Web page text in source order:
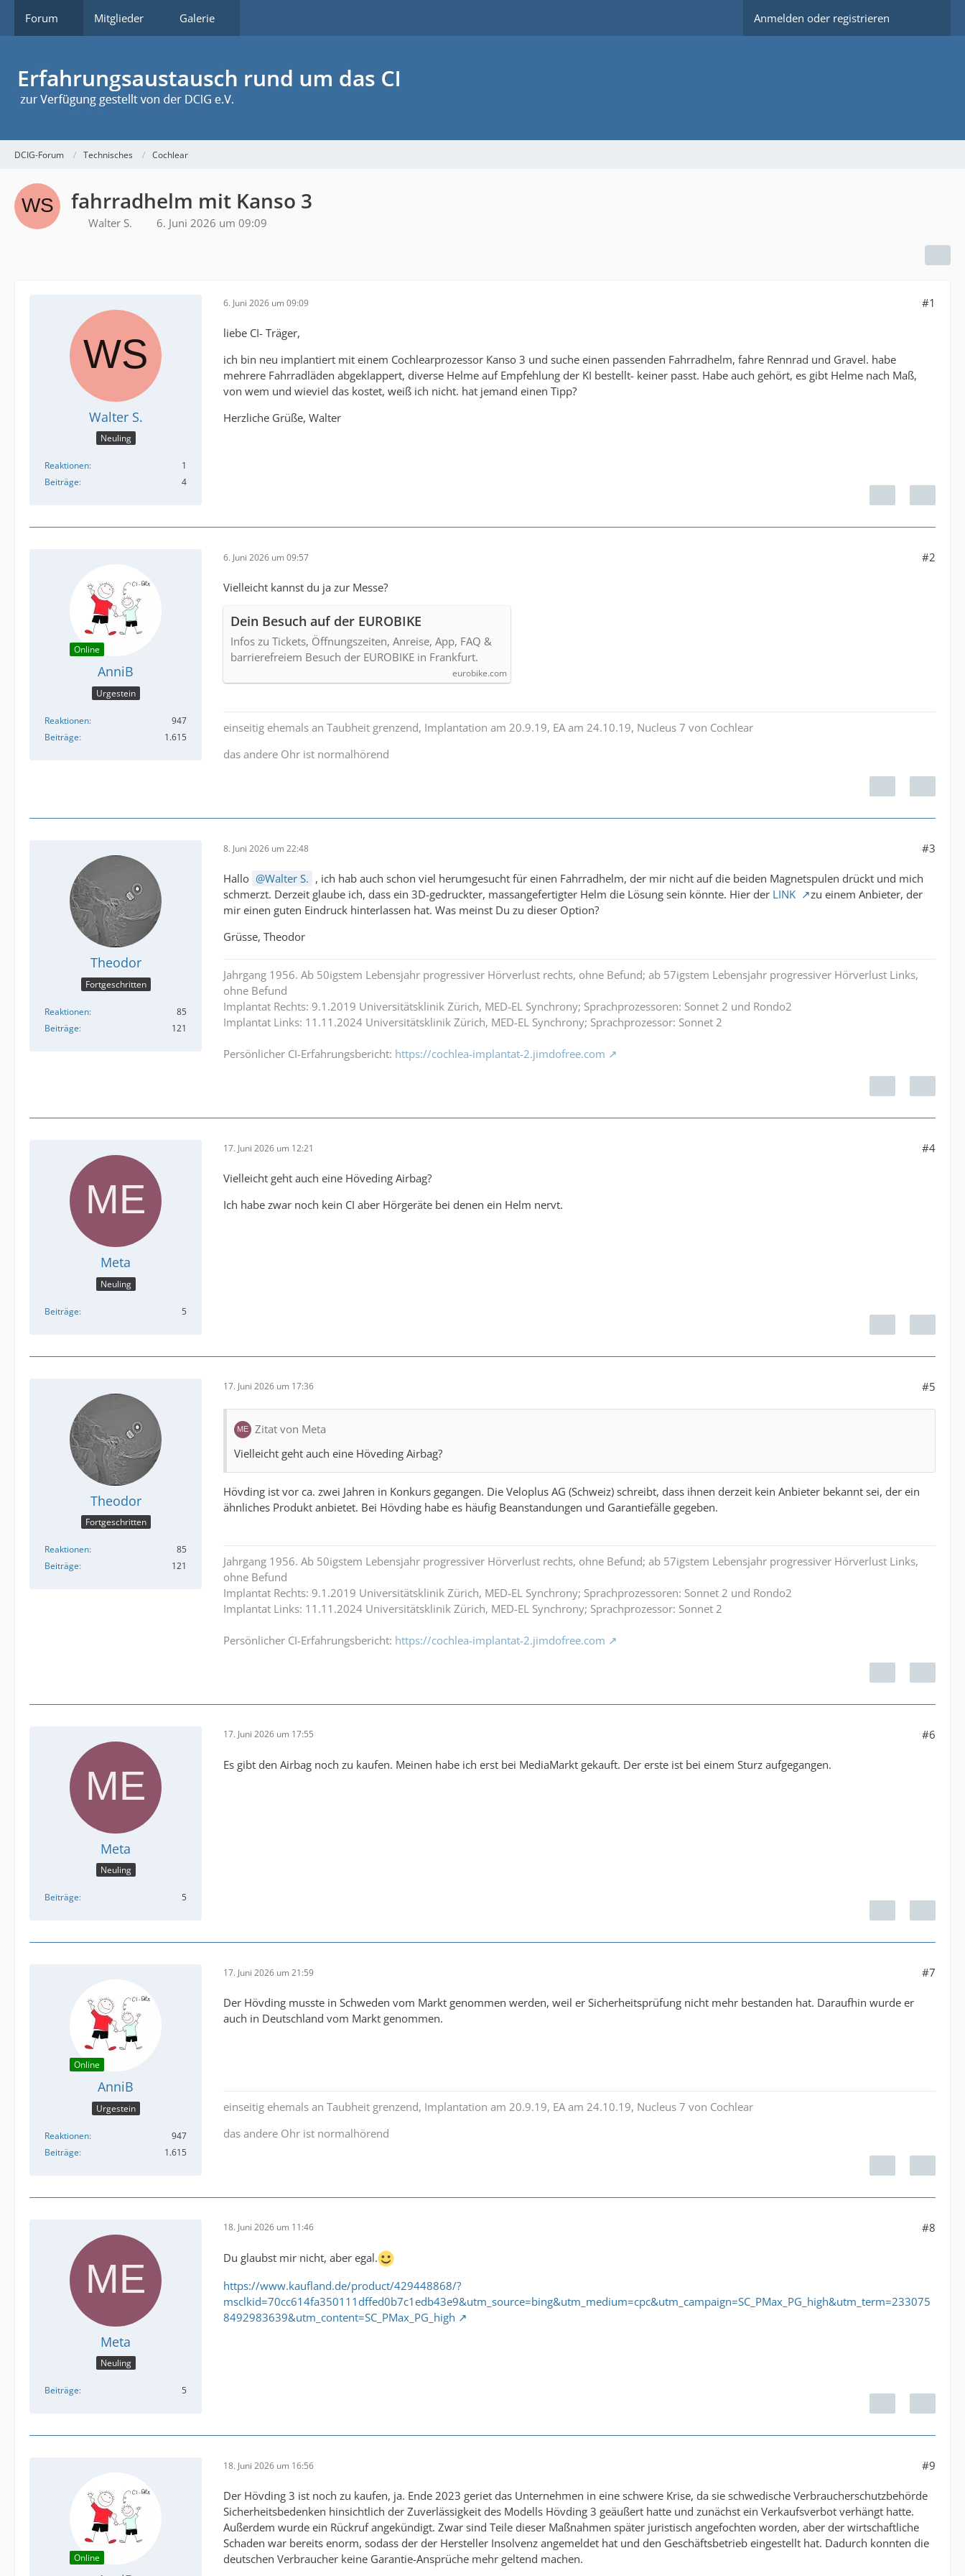
Forum Mitglieder Galerie Anmelden oder registrieren
DCIG-Forum Technisches Cochlear
fahrradhelm mit Kanso 3
Walter S. 6. Juni 2026 um 09:09
Walter S.
Neuling
Reaktionen
1
Beiträge
4
6. Juni 2026 um 09:09 #1
liebe CI- Träger,
ich bin neu implantiert mit einem Cochlearprozessor Kanso 3 und suche einen passenden Fahrradhelm, fahre Rennrad und Gravel. habe
mehrere Fahrradläden abgeklappert, diverse Helme auf Empfehlung der KI bestellt- keiner passt. Habe auch gehört, es gibt Helme nach Maß,
von wem und wieviel das kostet, weiß ich nicht. hat jemand einen Tipp?
Herzliche Grüße, Walter
Online
AnniB
Urgestein
Reaktionen
947
Beiträge
1.615
6. Juni 2026 um 09:57 #2
Vielleicht kannst du ja zur Messe?
Dein Besuch auf der EUROBIKE
Infos zu Tickets, Öffnungszeiten, Anreise, App, FAQ &
barrierefreiem Besuch der EUROBIKE in Frankfurt.
eurobike.com
einseitig ehemals an Taubheit grenzend, Implantation am 20.9.19, EA am 24.10.19, Nucleus 7 von Cochlear
das andere Ohr ist normalhörend
Theodor
Fortgeschritten
Reaktionen
85
Beiträge
121
8. Juni 2026 um 22:48 #3
Hallo Walter S. , ich hab auch schon viel herumgesucht für einen Fahrradhelm, der mir nicht auf die beiden Magnetspulen drückt und mich
schmerzt. Derzeit glaube ich, dass ein 3D-gedruckter, massangefertigter Helm die Lösung sein könnte. Hier der LINK
zu einem Anbieter, der
mir einen guten Eindruck hinterlassen hat. Was meinst Du zu dieser Option?
Grüsse, Theodor
Jahrgang 1956. Ab 50igstem Lebensjahr progressiver Hörverlust rechts, ohne Befund; ab 57igstem Lebensjahr progressiver Hörverlust Links,
ohne Befund
Implantat Rechts: 9.1.2019 Universitätsklinik Zürich, MED-EL Synchrony; Sprachprozessoren: Sonnet 2 und Rondo2
Implantat Links: 11.11.2024 Universitätsklinik Zürich, MED-EL Synchrony; Sprachprozessor: Sonnet 2
Persönlicher CI-Erfahrungsbericht: https://cochlea-implantat-2.jimdofree.com
Meta
Neuling
Beiträge 5
17. Juni 2026 um 12:21 #4
Vielleicht geht auch eine Höveding Airbag?
Ich habe zwar noch kein CI aber Hörgeräte bei denen ein Helm nervt.
Theodor
Fortgeschritten
Reaktionen
85
Beiträge
121
17. Juni 2026 um 17:36 #5
Zitat von Meta
Vielleicht geht auch eine Höveding Airbag?
Hövding ist vor ca. zwei Jahren in Konkurs gegangen. Die Veloplus AG (Schweiz) schreibt, dass ihnen derzeit kein Anbieter bekannt sei, der ein
ähnliches Produkt anbietet. Bei Hövding habe es häufig Beanstandungen und Garantiefälle gegeben.
Jahrgang 1956. Ab 50igstem Lebensjahr progressiver Hörverlust rechts, ohne Befund; ab 57igstem Lebensjahr progressiver Hörverlust Links,
ohne Befund
Implantat Rechts: 9.1.2019 Universitätsklinik Zürich, MED-EL Synchrony; Sprachprozessoren: Sonnet 2 und Rondo2
Implantat Links: 11.11.2024 Universitätsklinik Zürich, MED-EL Synchrony; Sprachprozessor: Sonnet 2
Persönlicher CI-Erfahrungsbericht: https://cochlea-implantat-2.jimdofree.com
Meta
Neuling
Beiträge 5
17. Juni 2026 um 17:55 #6
Es gibt den Airbag noch zu kaufen. Meinen habe ich erst bei MediaMarkt gekauft. Der erste ist bei einem Sturz aufgegangen.
Online
AnniB
Urgestein
Reaktionen
947
Beiträge
1.615
17. Juni 2026 um 21:59 #7
Der Hövding musste in Schweden vom Markt genommen werden, weil er Sicherheitsprüfung nicht mehr bestanden hat. Daraufhin wurde er
auch in Deutschland vom Markt genommen.
einseitig ehemals an Taubheit grenzend, Implantation am 20.9.19, EA am 24.10.19, Nucleus 7 von Cochlear
das andere Ohr ist normalhörend
Meta
Neuling
Beiträge 5
18. Juni 2026 um 11:46 #8
Du glaubst mir nicht, aber egal.
https://www.kaufland.de/product/429448868/?
msclkid=70cc614fa350111dffed0b7c1edb43e9&utm_source=bing&utm_medium=cpc&utm_campaign=SC_PMax_PG_high&utm_term=233075
8492983639&utm_content=SC_PMax_PG_high
Online
18. Juni 2026 um 16:56 #9
Der Hövding 3 ist noch zu kaufen, ja. Ende 2023 geriet das Unternehmen in eine schwere Krise, da sie schwedische Verbraucherschutzbehörde
Sicherheitsbedenken hinsichtlich der Zuverlässigkeit des Modells Hövding 3 geäußert hatte und zunächst ein Verkaufsverbot verhängt hatte.
Außerdem wurde ein Rückruf angekündigt. Zwar sind Teile dieser Maßnahmen später juristisch angefochten worden, aber der wirtschaftliche
Schaden war bereits enorm, sodass der der Hersteller Insolvenz angemeldet hat und den Geschäftsbetrieb eingestellt hat. Dadurch konnten die
deutschen Verbraucher keine Garantie-Ansprüche mehr geltend machen.